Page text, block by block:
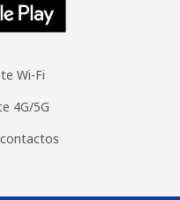
Wi-Fi
4G/5G